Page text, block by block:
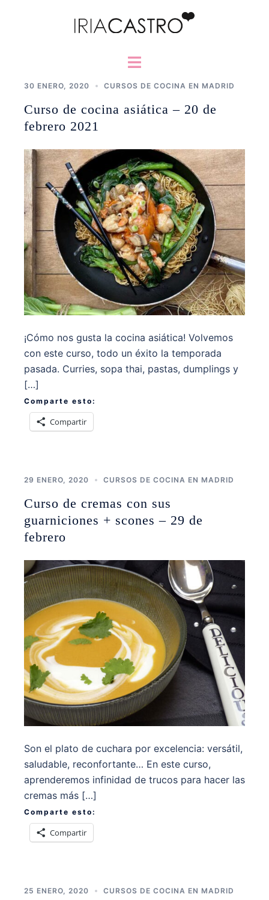
Alternar
30 ENERO, 2020 CURSOS DE COCINA EN MADRID
Curso de cocina asiática – 20 de
febrero 2021
¡Cómo nos gusta la cocina asiática! Volvemos
con este curso, todo un éxito la temporada
pasada. Curries, sopa thai, pastas, dumplings y
[…]
Comparte esto:
Compartir
29 ENERO, 2020 CURSOS DE COCINA EN MADRID
Curso de cremas con sus
guarniciones + scones – 29 de
febrero
Son el plato de cuchara por excelencia: versátil,
saludable, reconfortante… En este curso,
aprenderemos infinidad de trucos para hacer las
cremas más […]
Comparte esto:
Compartir
25 ENERO, 2020 CURSOS DE COCINA EN MADRID